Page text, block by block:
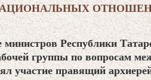
министров Республики
группы по вопросам
участие правящий